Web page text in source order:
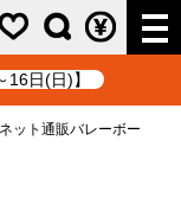
日(日)】
ット通販バレーボー